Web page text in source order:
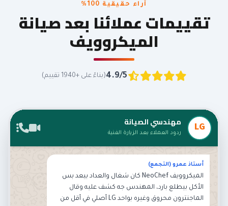
آراء حقيقية 100%
تقييمات عملائنا بعد صيانة
الميكروويف
4.9/5(بناءً على +1940 تقييم)
LG مهندسي الصيانة
ردود العملاء بعد الزيارة الفنية
أستاذ عمرو (التجمع)
الميكروويف NeoChef كان شغال والعداد بيعد بس
الأكل بيطلع بارد، المهندس جه كشف عليه وقال
الماجنترون محروق وغيره بواحد LG أصلي في أقل من